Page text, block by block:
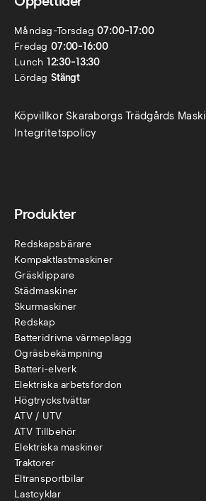
Måndag-Torsdag07:00-17:00
Fredag 07:00-16:00
Lunch 12:30-13:30
Lördag Stängt
Köpvillkor Skaraborgs Trädgårds
Integritetspolicy
Produkter
Redskapsbärare
Kompaktlastmaskiner
Gräsklippare
Städmaskiner
Skurmaskiner
Redskap
Batteridrivna värmeplagg
Ogräsbekämpning
Batteri-elverk
Elektriska arbetsfordon
Högtryckstvättar
ATV / UTV
ATV Tillbehör
Elektriska maskiner
Traktorer
Eltransportbilar
Lastcyklar